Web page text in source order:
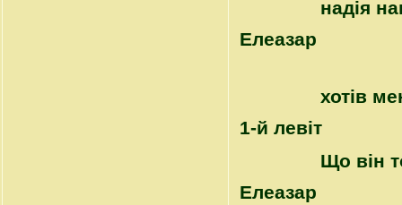
надія
Елеазар
хотів
1-й левіт
Що він
Елеазар